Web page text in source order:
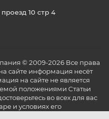
10 стр 4
© 2009-2026 Все права
сайте информация несёт
на сайте не является
положениями Статьи
во всех для вас
и условиях его